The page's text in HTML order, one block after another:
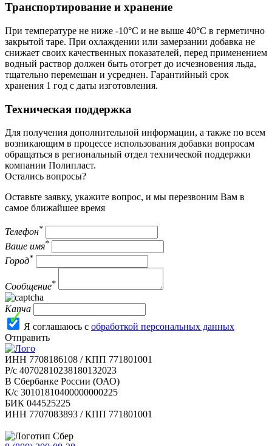
Транспортирование и хранение
При температуре не ниже -10°С и не выше 40°С в герметично
закрытой таре. При охлаждении или замерзании добавка не
снижает своих качественных показателей, перед применением
водный раствор должен быть отогрет до исчезновения льда,
тщательно перемешан и усреднен. Гарантийный срок
хранения 1 год с даты изготовления.
Техническая поддержка
Для получения дополнительной информации, а также по всем
возникающим в процессе использования добавки вопросам
обращаться в региональный отдел технической поддержки
компании Полипласт.
Остались вопросы?
Оставьте заявку, укажите вопрос, и мы перезвоним Вам в
самое ближайшее время
Телефон*
Ваше имя*
Город*
Сообщение*
Капча
Я соглашаюсь с обработкой персональных данных
Отправить
ИНН 7708186108 / КПП 771801001
Р/с 40702810238180132023
В Сбербанке России (ОАО)
К/с 30101810400000000225
БИК 044525225
ИНН 7707083893 / КПП 771801001